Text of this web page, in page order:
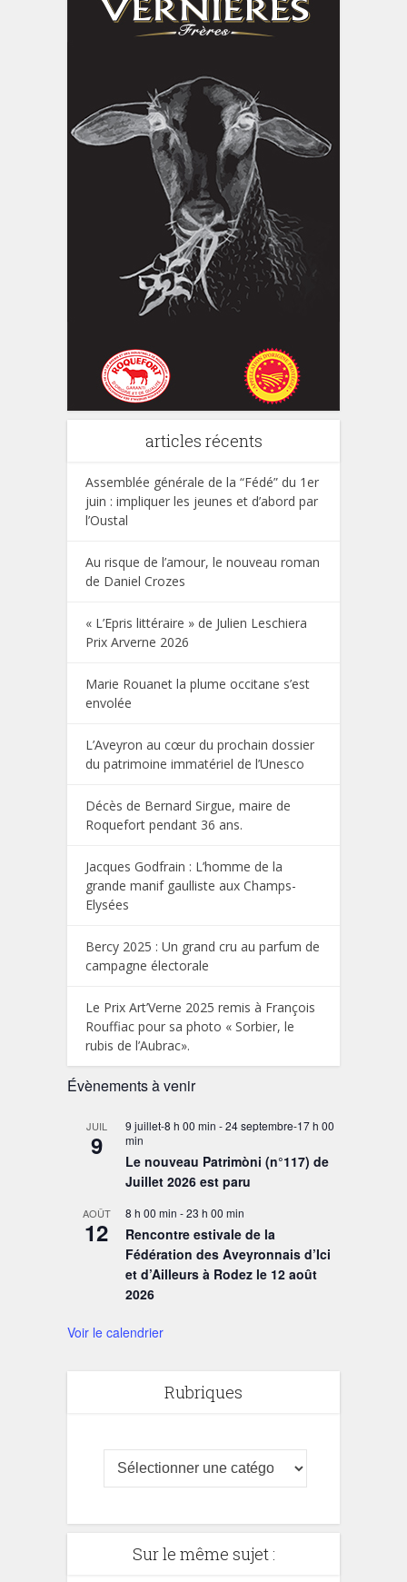
articles récents
Assemblée générale de la “Fédé” du 1er
juin : impliquer les jeunes et d’abord par
l’Oustal
Au risque de l’amour, le nouveau roman
de Daniel Crozes
« L’Epris littéraire » de Julien Leschiera
Prix Arverne 2026
Marie Rouanet la plume occitane s’est
envolée
L’Aveyron au cœur du prochain dossier
du patrimoine immatériel de l’Unesco
Décès de Bernard Sirgue, maire de
Roquefort pendant 36 ans.
Jacques Godfrain : L’homme de la
grande manif gaulliste aux Champs-
Elysées
Bercy 2025 : Un grand cru au parfum de
campagne électorale
Le Prix Art’Verne 2025 remis à François
Rouffiac pour sa photo « Sorbier, le
rubis de l’Aubrac».
Évènements à venir
JUIL
9
9 juillet-8 h 00 min -24 septembre-17 h 00
min
Le nouveau Patrimòni (n°117) de
Juillet 2026 est paru
AOÛT
12
8 h 00 min -23 h 00 min
Rencontre estivale de la
Fédération des Aveyronnais d’Ici
et d’Ailleurs à Rodez le 12 août
2026
Voir le calendrier
Rubriques
Sur le même sujet :